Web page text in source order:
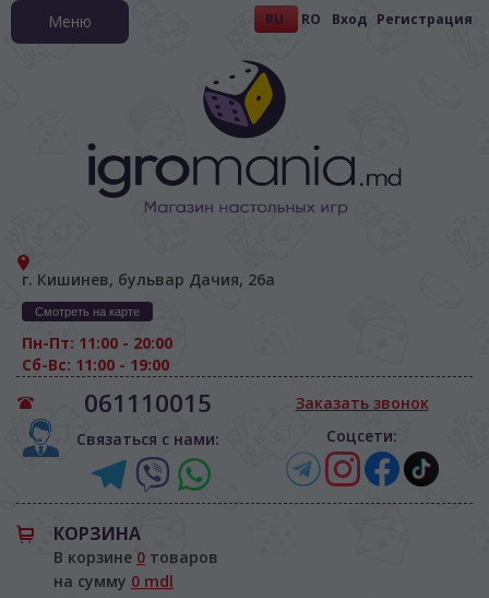
RU RO Вход Регистрация
г. Кишинев, бульвар Дачия, 26а
Смотреть на карте
Пн-Пт: 11:00 - 20:00
Сб-Вс: 11:00 - 19:00
061110015
Связаться с нами:
Заказать звонок
Соцсети:
КОРЗИНА
В корзине 0 товаров
на сумму 0 mdl
Меню